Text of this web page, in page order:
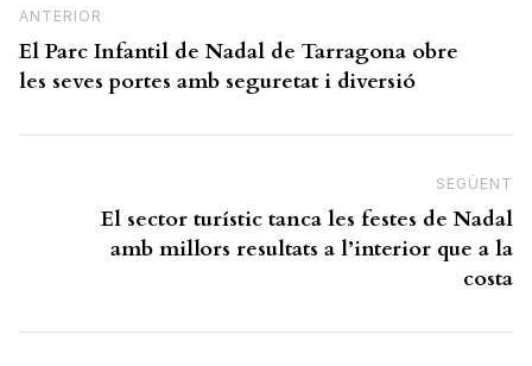
Previous Post
ANTERIOR
El Parc Infantil de Nadal de Tarragona obre
les seves portes amb seguretat i diversió
SEGÜENT
El sector turístic tanca les festes de Nadal
amb millors resultats a l’interior que a la
costa